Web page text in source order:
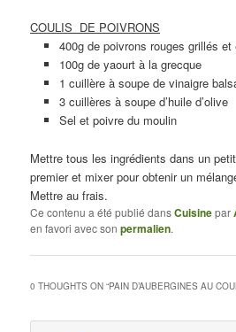
COULIS DE POIVRONS
400g de poivrons rouges grillés et
100g de yaourt à la grecque
1 cuillère à soupe de vinaigre
3 cuillères à soupe d’huile d’olive
Sel et poivre du moulin
Mettre tous les ingrédients dans un
premier et mixer pour obtenir un
Mettre au frais.
Ce contenu a été publié dansCuisinepar
en favori avec sonpermalien.
0 THOUGHTS ON “PAIN D’AUBERGINES AU